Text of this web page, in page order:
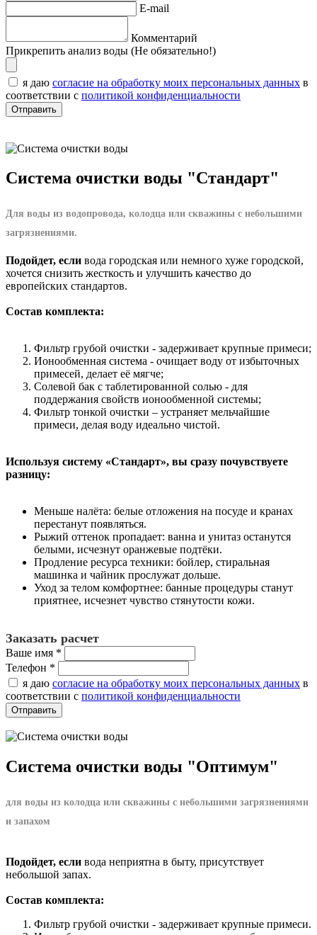
E-mail
Комментарий
Прикрепить анализ воды (Не обязательно!)
я даю согласие на обработку моих персональных данных в
соответствии с политикой конфиденциальности
Система очистки воды "Стандарт"
Для воды из водопровода, колодца или скважины с небольшими
загрязнениями.
Подойдет, если вода городская или немного хуже городской,
хочется снизить жесткость и улучшить качество до
европейских стандартов.
Состав комплекта:
Фильтр грубой очистки - задерживает крупные примеси;
Ионообменная система - очищает воду от избыточных
примесей, делает её мягче;
Солевой бак с таблетированной солью - для
поддержания свойств ионообменной системы;
Фильтр тонкой очистки – устраняет мельчайшие
примеси, делая воду идеально чистой.
Используя систему «Стандарт», вы сразу почувствуете
разницу:
Меньше налёта: белые отложения на посуде и кранах
перестанут появляться.
Рыжий оттенок пропадает: ванна и унитаз останутся
белыми, исчезнут оранжевые подтёки.
Продление ресурса техники: бойлер, стиральная
машинка и чайник прослужат дольше.
Уход за телом комфортнее: банные процедуры станут
приятнее, исчезнет чувство стянутости кожи.
Заказать расчет
Ваше имя *
Телефон *
я даю согласие на обработку моих персональных данных в
соответствии с политикой конфиденциальности
Система очистки воды "Оптимум"
для воды из колодца или скважины с небольшими загрязнениями
и запахом
Подойдет, если вода неприятна в быту, присутствует
небольшой запах.
Состав комплекта:
Фильтр грубой очистки - задерживает крупные примеси.